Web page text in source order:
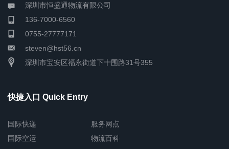
深圳市恒盛通物流有限公司
136-7000-6560
0755-27777171
steven@hst56.cn
深圳市宝安区福永街道下十围路31号355
快捷入口 Quick Entry
国际快递
国际空运
服务网点
物流百科